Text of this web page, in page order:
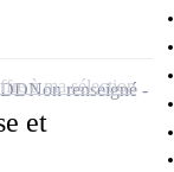
et
Non renseigné
à ma sélection